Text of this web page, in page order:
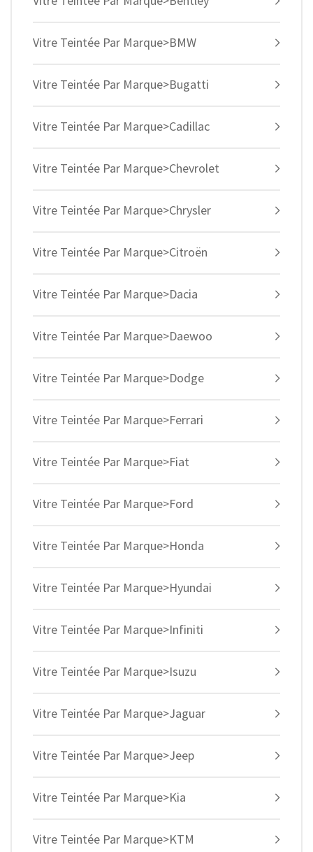
Vitre Teintée Par Marque>BMW
Vitre Teintée Par Marque>Bugatti
Vitre Teintée Par Marque>Cadillac
Vitre Teintée Par Marque>Chevrolet
Vitre Teintée Par Marque>Chrysler
Vitre Teintée Par Marque>Citroën
Vitre Teintée Par Marque>Dacia
Vitre Teintée Par Marque>Daewoo
Vitre Teintée Par Marque>Dodge
Vitre Teintée Par Marque>Ferrari
Vitre Teintée Par Marque>Fiat
Vitre Teintée Par Marque>Ford
Vitre Teintée Par Marque>Honda
Vitre Teintée Par Marque>Hyundai
Vitre Teintée Par Marque>Infiniti
Vitre Teintée Par Marque>Isuzu
Vitre Teintée Par Marque>Jaguar
Vitre Teintée Par Marque>Jeep
Vitre Teintée Par Marque>Kia
Vitre Teintée Par Marque>KTM